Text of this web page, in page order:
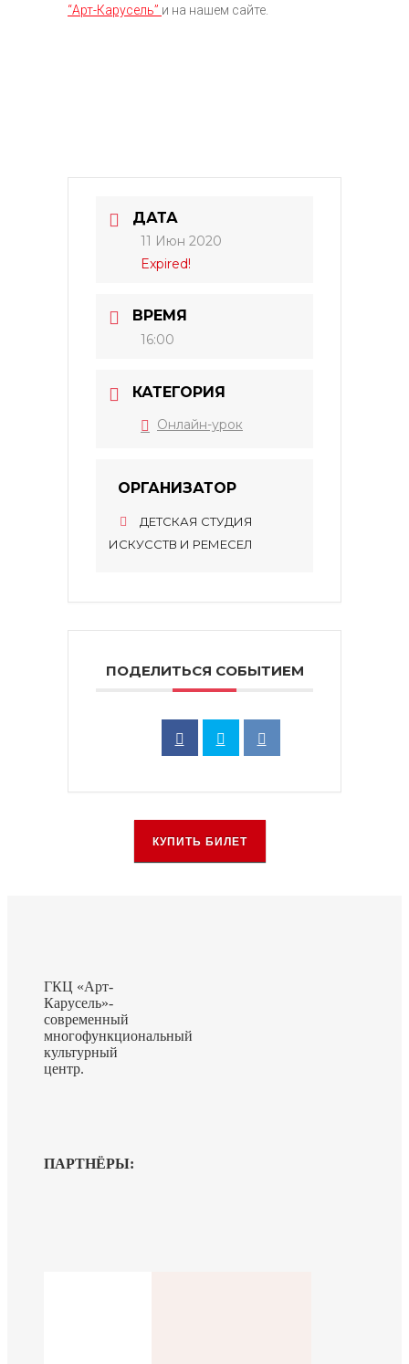
“Арт-Карусель” и на нашем сайте.
ДАТА
11 Июн 2020
Expired!
ВРЕМЯ
16:00
КАТЕГОРИЯ
Онлайн-урок
ОРГАНИЗАТОР
ДЕТСКАЯ СТУДИЯ
ИСКУССТВ И РЕМЕСЕЛ
ПОДЕЛИТЬСЯ СОБЫТИЕМ
КУПИТЬ БИЛЕТ
ГКЦ «Арт-
Карусель»-
современный
многофункциональный
культурный
центр.
ПАРТНЁРЫ: